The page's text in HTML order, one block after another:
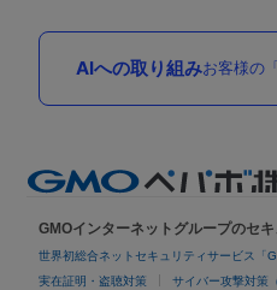
AIへの取り組みお客様の
GMOインターネットグループのセ
世界初総合ネットセキュリティサービス「
実在証明・盗聴対策 サイバー攻撃対策